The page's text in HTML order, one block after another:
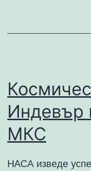
Индевър
МКС
НАСА изведе